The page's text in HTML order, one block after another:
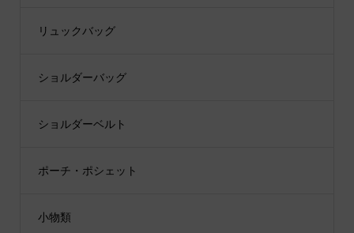
リュックバッグ
ショルダーバッグ
ショルダーベルト
ポーチ・ポシェット
小物類